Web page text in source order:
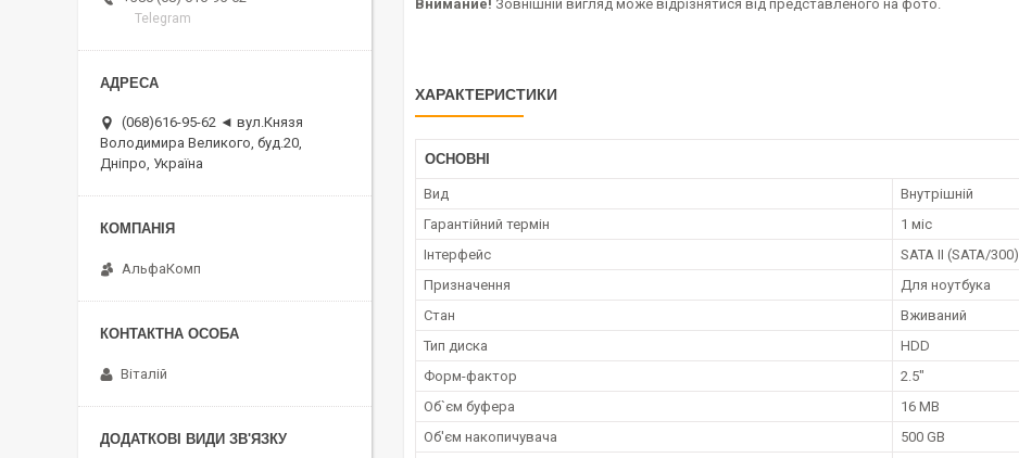
Внимание! Зовнішній вигляд може відрізнятися від представленого на фото.
ХАРАКТЕРИСТИКИ
ОСНОВНІ
Вид
Внутрішній
Гарантійний термін
1 міс
Інтерфейс
SATA II (SATA/300)
Призначення
Для ноутбука
Стан
Вживаний
Тип диска
HDD
Форм-фактор
2.5"
Об`єм буфера
16 MB
Об'єм накопичувача
500 GB
Telegram
(068)616-95-62 ◄ вул.Князя
Володимира Великого, буд.20,
Дніпро, Україна
АльфаКомп
Віталій